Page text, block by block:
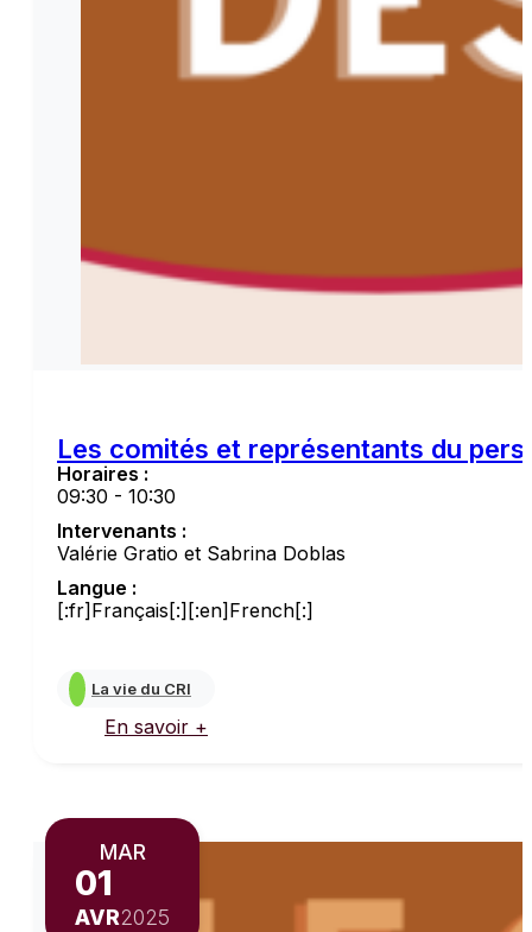
Les comités et représentants du
Horaires :
09:30 - 10:30
Intervenants :
Valérie Gratio et Sabrina Doblas
Langue :
[:fr]Français[:][:en]French[:]
La vie du CRI
En savoir +
MAR
01
AVR2025